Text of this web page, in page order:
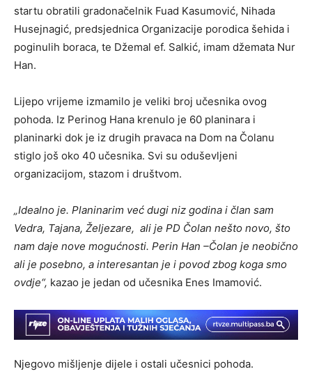
startu obratili gradonačelnik Fuad Kasumović, Nihada
Husejnagić, predsjednica Organizacije porodica šehida i
poginulih boraca, te Džemal ef. Salkić, imam džemata Nur
Han.
Lijepo vrijeme izmamilo je veliki broj učesnika ovog
pohoda. Iz Perinog Hana krenulo je 60 planinara i
planinarki dok je iz drugih pravaca na Dom na Čolanu
stiglo još oko 40 učesnika. Svi su oduševljeni
organizacijom, stazom i društvom.
„Idealno je. Planinarim već dugi niz godina i član sam
Vedra, Tajana, Željezare, ali je PD Čolan nešto novo, što
nam daje nove mogućnosti. Perin Han –Čolan je neobično
ali je posebno, a interesantan je i povod zbog koga smo
ovdje“, kazao je jedan od učesnika Enes Imamović.
Njegovo mišljenje dijele i ostali učesnici pohoda.